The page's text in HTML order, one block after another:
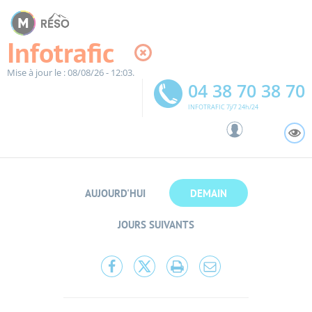
Infotrafic
Mise à jour le : 08/08/26 - 12:03.
04 38 70 38 70
INFOTRAFIC 7j/7 24h/24
AUJOURD'HUI DEMAIN
JOURS SUIVANTS
Partager
cette
Partager
cette
Lancer
l'impression
Partager
cette
Panneau de gestion des cookies